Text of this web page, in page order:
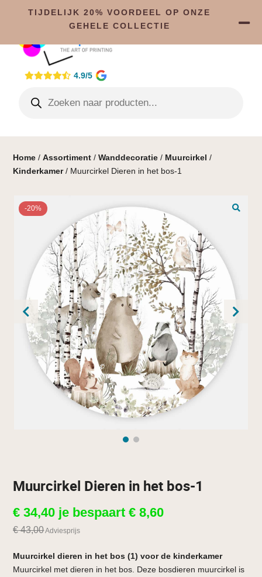
4.9/5
Home /Assortiment /Wanddecoratie / Muurcirkel /
Kinderkamer/ Muurcirkel Dieren in het bos-1
-20%
Muurcirkel Dieren in het bos-1
€ 34,40 je bespaart€ 8,60
€43,00Adviesprijs
Muurcirkel dieren in het bos (1) voor de kinderkamer
Muurcirkel met dieren in het bos. Deze bosdieren muurcirkel is
TIJDELIJK 20% VOORDEEL OP ONZE
GEHELE COLLECTIE